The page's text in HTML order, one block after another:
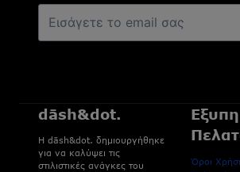
dāsh&dot.
H dāsh&dot. δημιουργήθηκε
για να καλύψει τις
στιλιστικές ανάγκες του
Όροι